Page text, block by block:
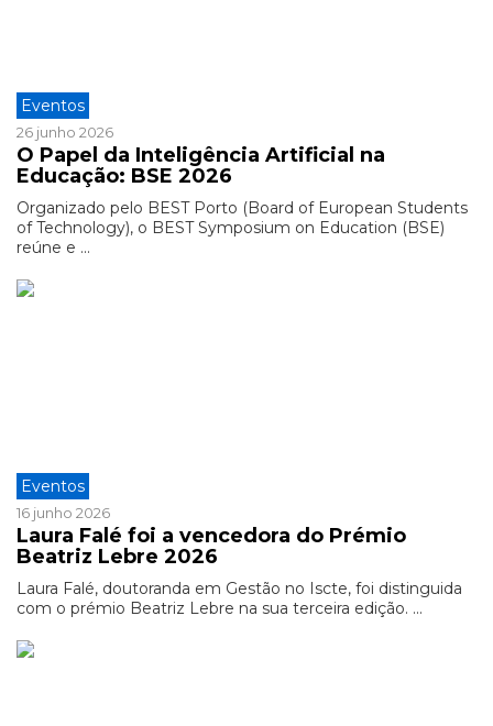
Eventos
26 junho 2026
O Papel da Inteligência Artificial na
Educação: BSE 2026
Organizado pelo BEST Porto (Board of European Students
of Technology), o BEST Symposium on Education (BSE)
reúne e ...
Eventos
16 junho 2026
Laura Falé foi a vencedora do Prémio
Beatriz Lebre 2026
Laura Falé, doutoranda em Gestão no Iscte, foi distinguida
com o prémio Beatriz Lebre na sua terceira edição. ...